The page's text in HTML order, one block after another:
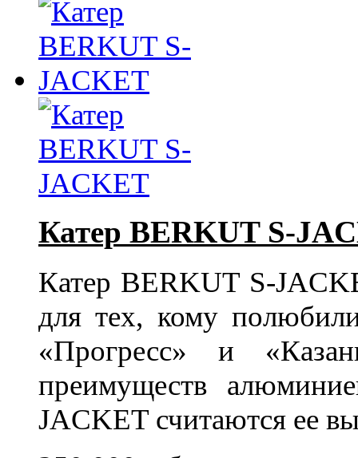
Катер BERKUT S-
Катер BERKUT S-
для тех, кому
«Прогресс» и
преимуществ
JACKET считаются ее